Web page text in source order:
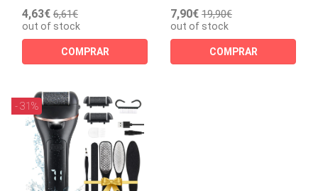
4,63€ 6,61€
out of stock
COMPRAR
7,90€ 19,90€
out of stock
COMPRAR
- 31%